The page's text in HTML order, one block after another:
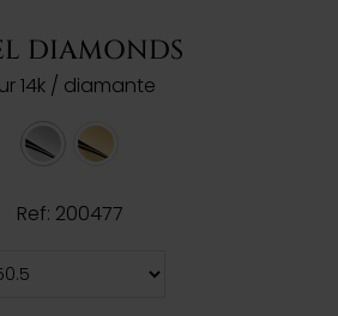
DIAMONDS
14k / diamante
Ref: 200477